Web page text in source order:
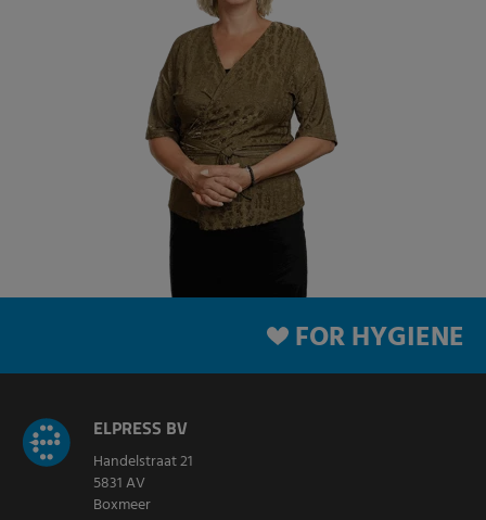
FOR HYGIENE
ELPRESS BV
Handelstraat 21
5831 AV
Boxmeer